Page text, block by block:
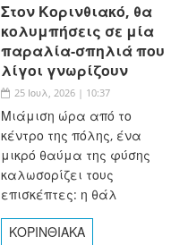
Στον Κορινθιακό, θα
κολυμπήσεις σε μία
παραλία-σπηλιά που
λίγοι γνωρίζουν
25 Ιουλ, 2026 | 10:37
Μιάμιση ώρα από το
κέντρο της πόλης, ένα
μικρό θαύμα της φύσης
καλωσορίζει τους
επισκέπτες: η θάλ
ΚΟΡΙΝΘΙΑΚΑ